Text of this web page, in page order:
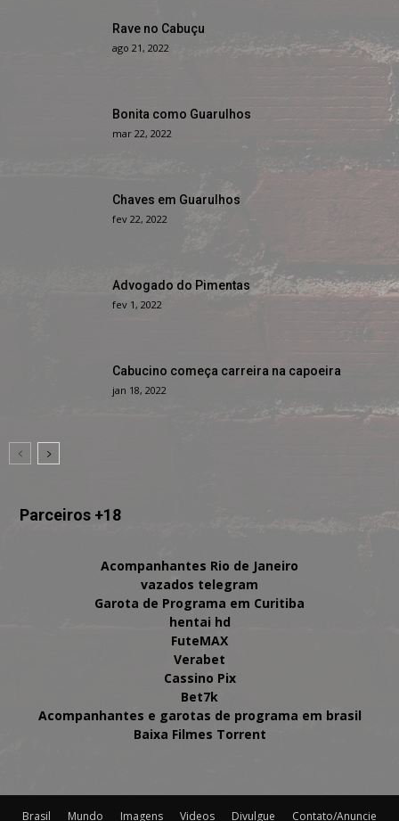
Rave no Cabuçu
ago 21, 2022
Bonita como Guarulhos
mar 22, 2022
Chaves em Guarulhos
fev 22, 2022
Advogado do Pimentas
fev 1, 2022
Cabucino começa carreira na capoeira
jan 18, 2022
Parceiros +18
Acompanhantes Rio de Janeiro
vazados telegram
Garota de Programa em Curitiba
hentai hd
FuteMAX
Verabet
Cassino Pix
Bet7k
Acompanhantes e garotas de programa em brasil
Baixa Filmes Torrent
Brasil Mundo Imagens Videos Divulgue Contato/Anuncie